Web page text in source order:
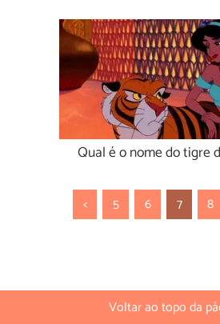
Qual é o nome do tigre
< 5 6 7 8
Voltar ao topo da